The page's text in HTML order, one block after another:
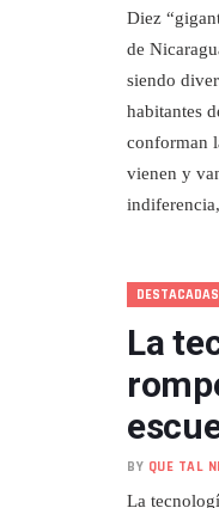
Diez
de
siendo
habitantes
conforman
vienen y
DESTACADAS
La
BY QUE TAL
La